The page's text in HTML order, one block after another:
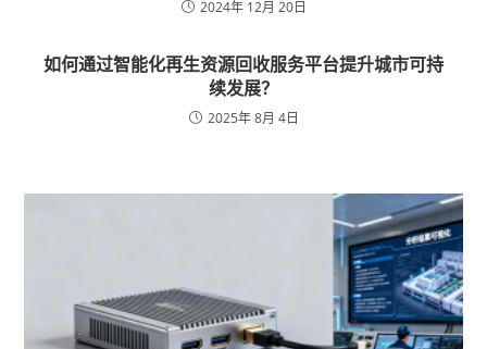
2024年 12月 20日
如何通过智能化再生资源回收服务平台提升城市可持
续发展？
2025年 8月 4日